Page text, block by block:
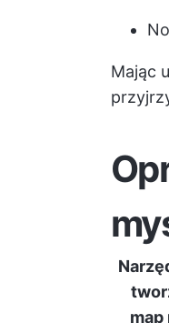
Mając
map